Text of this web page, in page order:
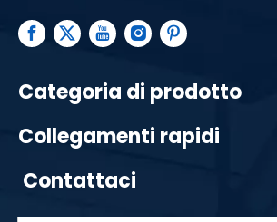
Categoria di prodotto
Collegamenti rapidi
Contattaci